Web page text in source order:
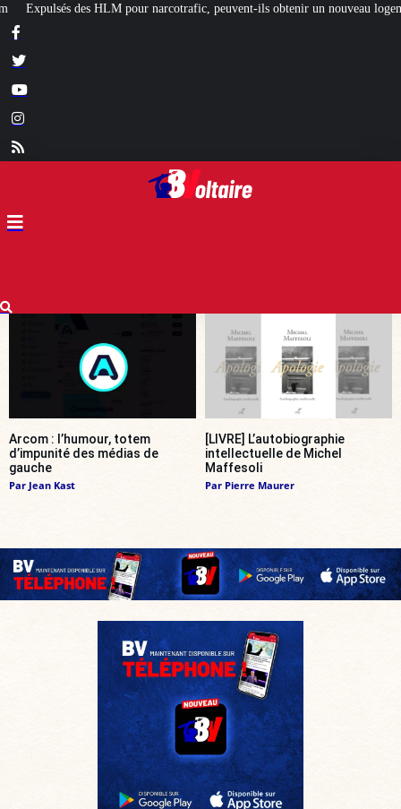
peuvent-ils obtenir un nouveau logement social ? [L’ÉTÉ BV]
Arcom : l’humour, totem
d’impunité des médias de
gauche
Par Jean Kast
[LIVRE] L’autobiographie
intellectuelle de Michel
Maffesoli
Par Pierre Maurer